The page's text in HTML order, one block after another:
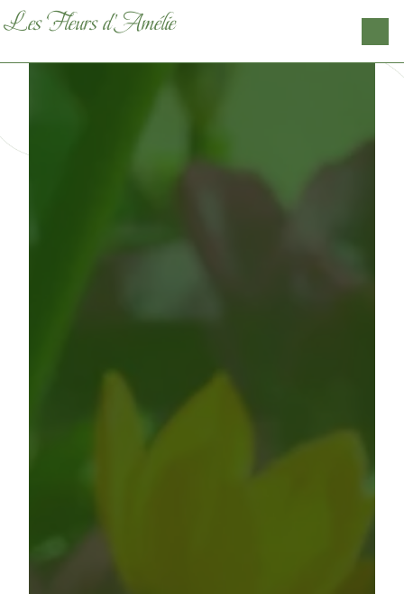
Les Fleurs d'Amélie
Panneau de gestion des cookies